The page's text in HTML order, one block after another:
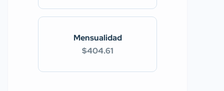
Mensualidad
$404.61